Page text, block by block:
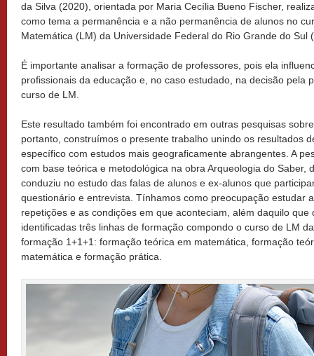
da Silva (2020), orientada por Maria Cecília Bueno Fischer,
como tema a permanência e a não permanência de alunos no
Matemática (LM) da Universidade Federal do Rio Grande do Sul
É importante analisar a formação de professores, pois ela
profissionais da educação e, no caso estudado, na decisão pela
curso de LM.
Este resultado também foi encontrado em outras pesquisas
portanto, construímos o presente trabalho unindo os resultados
específico com estudos mais geograficamente abrangentes. A
com base teórica e metodológica na obra Arqueologia do Saber,
conduziu no estudo das falas de alunos e ex-alunos que
questionário e entrevista. Tínhamos como preocupação estudar
repetições e as condições em que aconteciam, além daquilo que
identificadas três linhas de formação compondo o curso de LM
formação 1+1+1: formação teórica em matemática, formação
matemática e formação prática.